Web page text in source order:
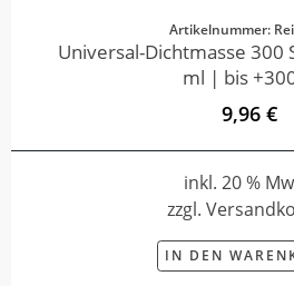
Artikelnummer:
Universal-Dichtmasse 300
ml | bis
9,96 €
inkl. 20 %
zzgl.
IN DEN